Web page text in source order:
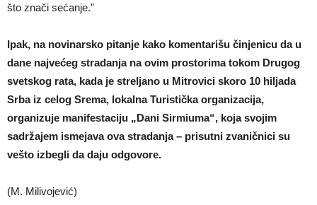
što znači sećanje.”
Ipak, na novinarsko pitanje kako komentarišu činjenicu da u
dane najvećeg stradanja na ovim prostorima tokom Drugog
svetskog rata, kada je streljano u Mitrovici skoro 10 hiljada
Srba iz celog Srema, lokalna Turistička organizacija,
organizuje manifestaciju „Dani Sirmiuma“, koja svojim
sadržajem ismejava ova stradanja – prisutni zvaničnici su
vešto izbegli da daju odgovore.
(M. Milivojević)